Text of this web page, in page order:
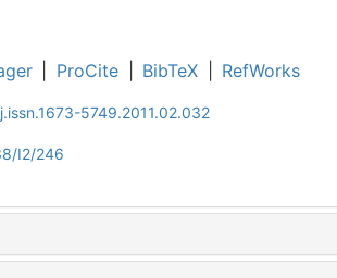
ProCite BibTeX
RefWorks
5749.2011.02.032
I2/246